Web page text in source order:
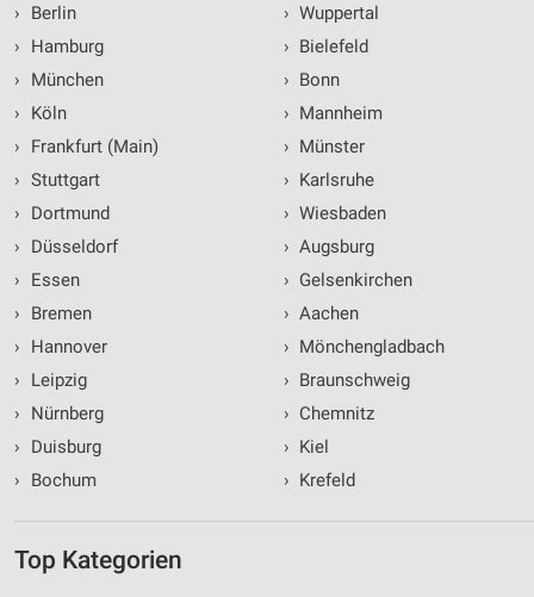
›
Berlin
›
Hamburg
›
München
›
Köln
›
Frankfurt (Main)
› Stuttgart
›
Dortmund
›
Düsseldorf
›
Essen
›
Bremen
›
Hannover
›
Leipzig
›
Nürnberg
›
Duisburg
›
Bochum
› Wuppertal
› Bielefeld
› Bonn
› Mannheim
› Münster
› Karlsruhe
› Wiesbaden
› Augsburg
› Gelsenkirchen
› Aachen
› Mönchengladbach
› Braunschweig
› Chemnitz
› Kiel
› Krefeld
Top Kategorien